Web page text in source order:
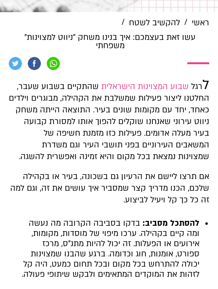
ראשי / להקשיב לשטח /
עשו זאת בעצמכם: איך בנינו משחק "ניווט למצוינות"
משפחתי
לרגל שבוע המצוינות הישראליתשהתקיים בשבוע שעבר,
החלטנו ליצור פעילות שמשלבת את הקהילה, מבוגרים וילדים
כאחד, יחד עם מקומות שונים בעיר. התוצאה הייתה משחק
ניווט עירוני שאנחנו שוקלים להפוך אותו למסורת קבועה
בעיר מעלה אדומים. פעילות כזו מזמנת חשיפה של
המשאבים העירוניים בפני תושבי העיר וגם משדרת
שמצוינות נמצאת בכל מקום והיא זמינה ואפשרית להשגה.
אם תרצו ליישם את הרעיון גם בשכונה, בעיר או בקהילה
שלכם, הכנו מדריך קצר שמסביר איך עושים את זה, וגם למה
זה כל כך קל ויעיל לביצוע.
להסתכל מסביב: בדקו בסביבה הקרובה מה נעשה
ומה קיים בקהילה. ערכו מיפוי של מוסדות, מקומות,
אירועים או הפעלות. זה יכול להיות מתנ"ס, מרכז
ספורט, אומנות, חוג וכדומה. ברגע שהבנו שמצוינות
יכולה להתרחש בכל מקום ובכל תחום כמעט, היה קל
לזהות את המוקדים המתאימים ולבקש שיתופי פעולה.